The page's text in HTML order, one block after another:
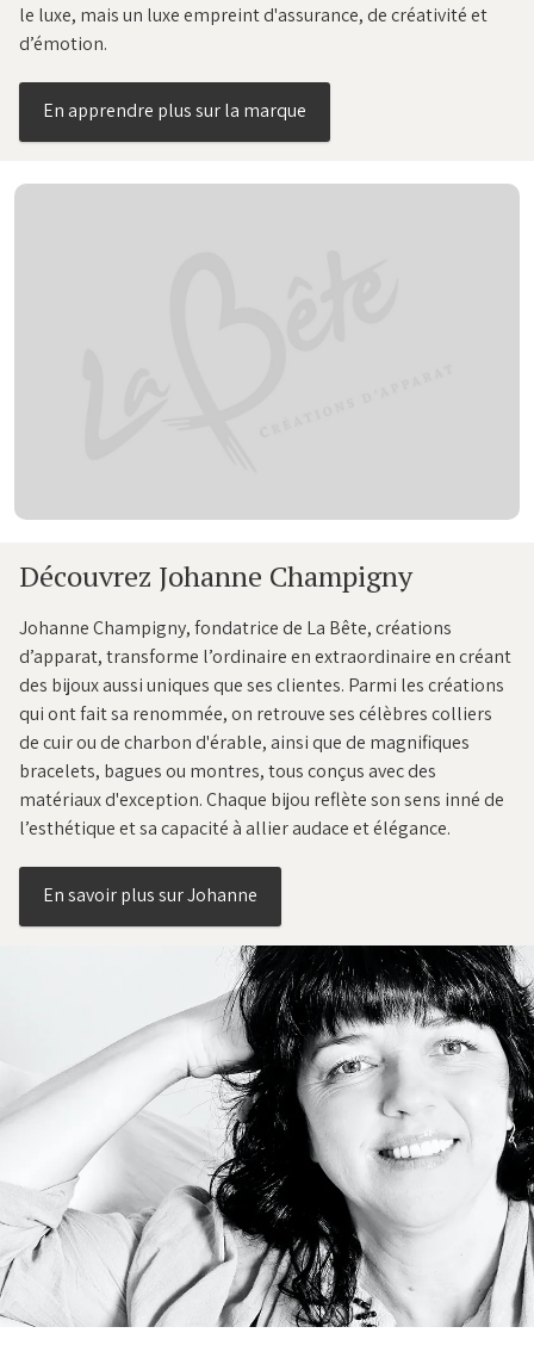
le luxe, mais un luxe empreint d'assurance, de créativité et
d’émotion.
En apprendre plus sur la marque
Découvrez Johanne Champigny
Johanne Champigny, fondatrice de La Bête, créations
d’apparat, transforme l’ordinaire en extraordinaire en créant
des bijoux aussi uniques que ses clientes. Parmi les créations
qui ont fait sa renommée, on retrouve ses célèbres colliers
de cuir ou de charbon d'érable, ainsi que de magnifiques
bracelets, bagues ou montres, tous conçus avec des
matériaux d'exception. Chaque bijou reflète son sens inné de
l’esthétique et sa capacité à allier audace et élégance.​
En savoir plus sur Johanne